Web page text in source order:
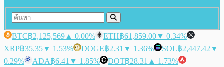
BTC฿2,125,569 ▲ 0.00% ETH฿61,859.00▼ 0.34%
XRP฿35.35▼ 1.53% DOGE฿2.31 ▼ 1.36% SOL฿2,447.42 ▼
0.29%
ADA฿6.41 ▼ 1.85% DOT฿28.31 ▲ 1.73%